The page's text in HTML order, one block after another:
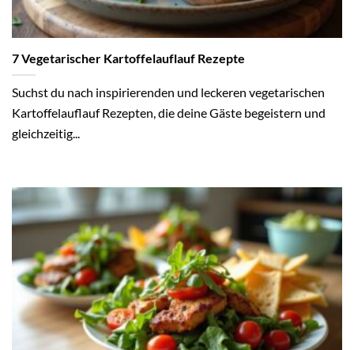
7 Vegetarischer Kartoffelauflauf Rezepte
Suchst du nach inspirierenden und leckeren vegetarischen
Kartoffelauflauf Rezepten, die deine Gäste begeistern und
gleichzeitig...